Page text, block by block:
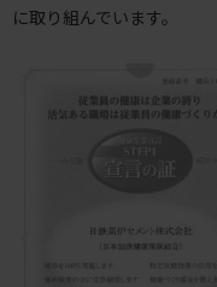
に取り組んでいます。